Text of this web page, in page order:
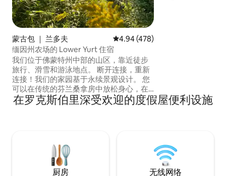
蒙古包 ｜ 兰多夫 平均评分 4.94 分（满分 5 分），
4.94 (478)
缅因州农场的 Lower Yurt 住宿
我们位于佛蒙特州中部的山区，靠近徒步
旅行、滑雪和游泳地点。 断开连接，重新
连接！我们的家园基于永续景观设计。 您
可以在传统的芬兰桑拿房中放松身心，在
客厅泳池旁放松身心，或坐在阿迪朗达克
（ Adirondack ）的椅子上放松身心，欣赏
六人团体，预订：Lower Yurt Stay on VT
homestead和Tiny house on VT
homestead
在罗克斯伯里深受欢迎的度假屋便利设施
厨房 无线网络